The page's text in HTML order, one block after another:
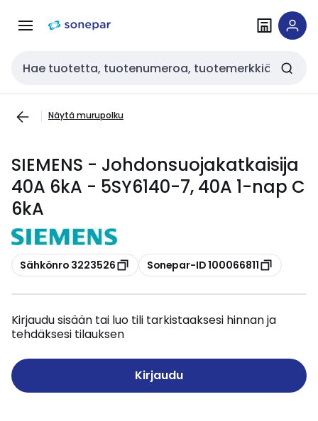
navigointiinsisältöön
Haku
Näytä murupolku
SIEMENS - Johdonsuojakatkaisija
40A 6kA - 5SY6140-7, 40A 1-nap C
6kA
Kopioi
Sähkönro 3223526 Kopioi
Sonepar-ID 100066811
Kirjaudu sisään tai luo tili tarkistaaksesi hinnan ja
tehdäksesi tilauksen
Kirjaudu